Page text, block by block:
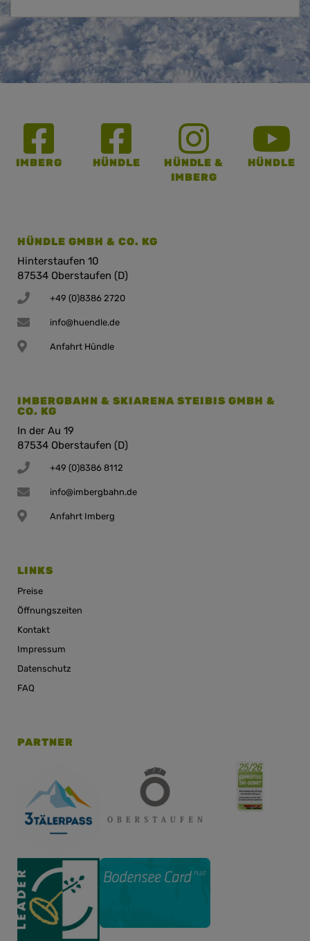
IMBERG HÜNDLE
HÜNDLE &
IMBERG
HÜNDLE
HÜNDLE GMBH & CO. KG
Hinterstaufen 10
87534 Oberstaufen (D)
+49 (0)8386 2720
info@huendle.de
Anfahrt Hündle
IMBERGBAHN & SKIARENA STEIBIS GMBH &
CO. KG
In der Au 19
87534 Oberstaufen (D)
+49 (0)8386 8112
info@imbergbahn.de
Anfahrt Imberg
LINKS
Preise
Öffnungszeiten
Kontakt
Impressum
Datenschutz
FAQ
PARTNER